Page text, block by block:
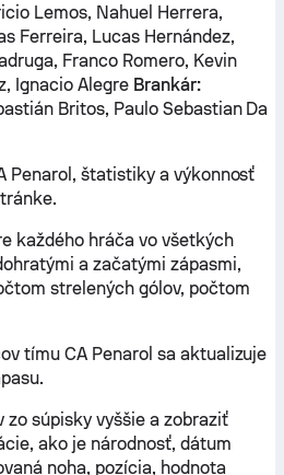
Lemos, Nahuel Herrera,
Ferreira, Lucas Hernández,
Franco Romero, Kevin
Ignacio Alegre Brankár:
Britos, Paulo Sebastian Da
Penarol, štatistiky a výkonnosť
každého hráča vo všetkých
a začatými zápasmi,
strelených gólov, počtom
tímu CA Penarol sa aktualizuje
súpisky vyššie a zobraziť
ako je národnosť, dátum
noha, pozícia, hodnota